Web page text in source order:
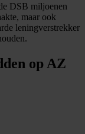
DSB miljoenen
maar ook
leningverstrekker
op AZ